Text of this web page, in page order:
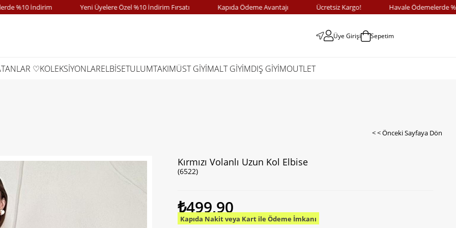
İndirim Yeni Üyelere Özel %10 İndirim Fırsatı Kapıda Ödeme Avantajı Ücretsiz Kargo! Havale Ödemelerde %10
Üye Girişi Sepetim
♡KOLEKSİYONLARELBİSETULUMTAKIMÜST GİYİMALT GİYİMDIŞ GİYİMOUTLET
< < Önceki Sayfaya Dön
Kırmızı Volanlı Uzun Kol Elbise
(6522)
₺499,90
Kapıda Nakit veya Kart ile Ödeme İmkanı